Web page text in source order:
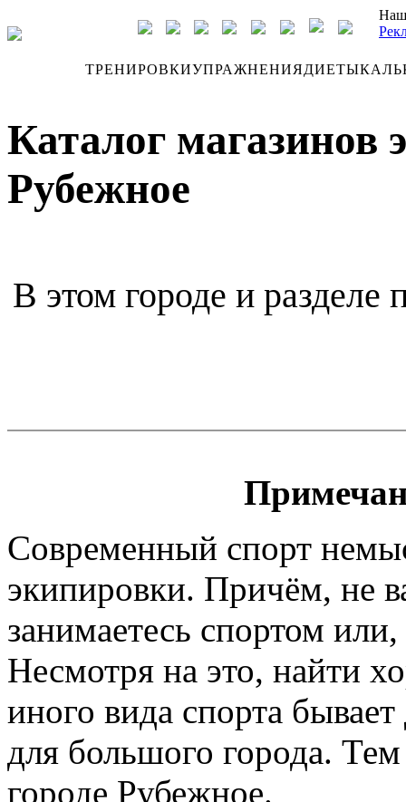
ТРЕНИРОВКИУПРАЖНЕНИЯДИЕТЫ
Каталог магазинов
Рубежное
В этом городе и разделе
Современный спорт
экипировки. Причём, не
занимаетесь спортом
Несмотря на это, найти
иного вида спорта
для большого города.
городе Рубежное.